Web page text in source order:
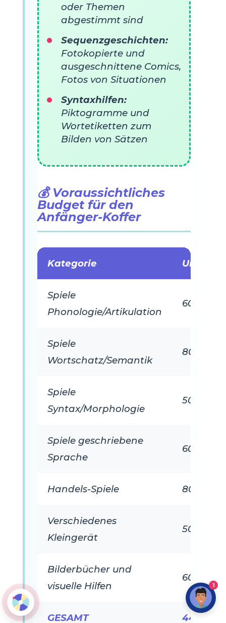
oder Themen
abgestimmt sind
Sequenzgeschichten:
Fotokopierte und
ausgeschnittene Comics,
Fotos von Situationen
Syntaxhilfen:
Piktogramme und
Wortetiketten zum
Bilden von Sätzen
💰 Voraussichtliches
Budget für den
Anfänger-Koffer
Kategorie
Spiele
Phonologie/Artikulation
60 €
Spiele
Wortschatz/Semantik
80 €
Spiele
Syntax/Morphologie
50 €
Spiele geschriebene
Sprache
60 €
Handels-Spiele 80 €
Verschiedenes
Kleingerät
50 €
Bilderbücher und
visuelle Hilfen
60 €
GESAMT 440 €
1